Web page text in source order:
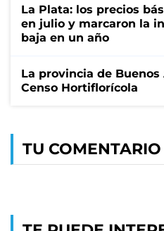
La Plata: los precios
en julio y marcaron la
baja en un año
La provincia de
Censo Hortiflorícola
TU COMENTARIO